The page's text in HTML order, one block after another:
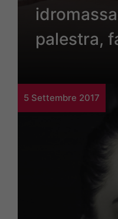
palestra,
5 Settembre 2017